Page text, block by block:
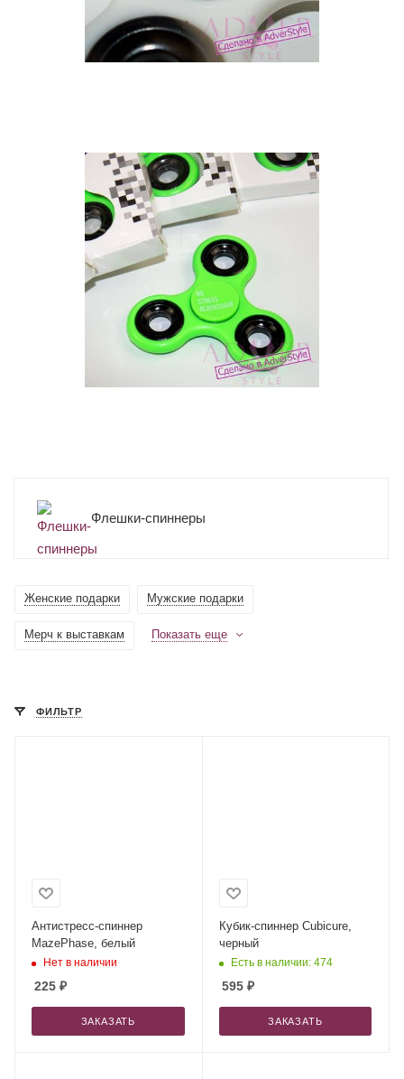
Флешки-спиннеры
Женские подарки Мужские подарки
Мерч к выставкам Показать еще
ФИЛЬТР
Антистресс-спиннер
MazePhase, белый
Нет в наличии
225 ₽
ЗАКАЗАТЬ
Кубик-спиннер Cubicure,
черный
Есть в наличии: 474
595₽
ЗАКАЗАТЬ